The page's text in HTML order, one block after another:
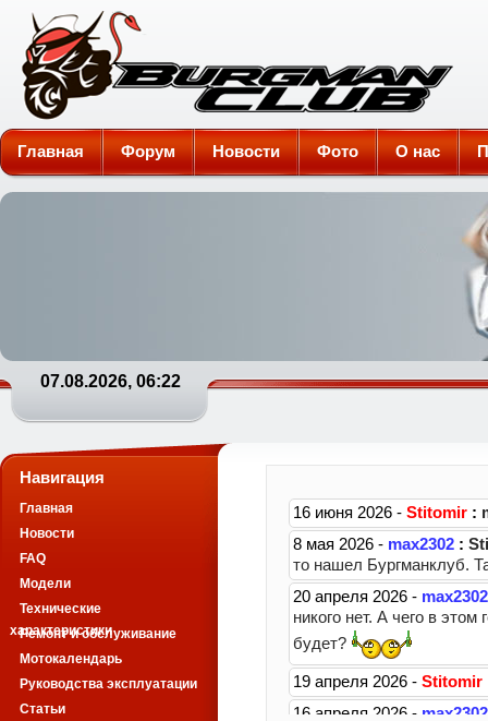
Burgman-Club
Главная Форум Новости Фото О нас
07.08.2026, 06:22
Навигация
Главная
Новости
FAQ
Модели
Технические
характеристики
Ремонт и обслуживание
Мотокалендарь
Руководства эксплуатации
Статьи